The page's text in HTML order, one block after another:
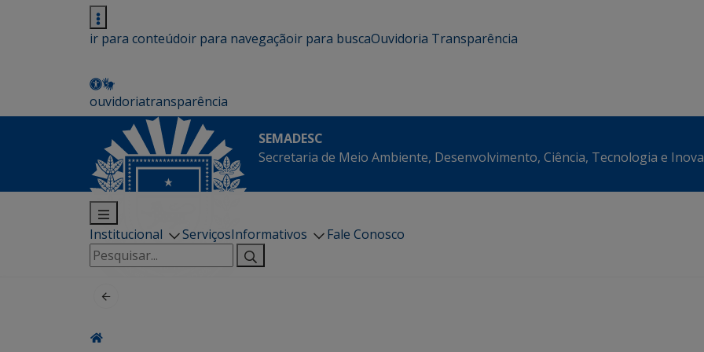
ir para conteúdoir para navegaçãoir para buscaOuvidoria Transparência
ouvidoriatransparência
SEMADESC
Secretaria de Meio Ambiente, Desenvolvimento, Ciência, Tecnologia e
Institucional ServiçosInformativos
Fale Conosco
Pesquisar
por: